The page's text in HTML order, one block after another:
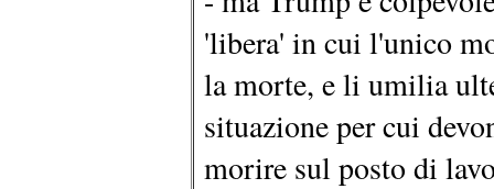
'libera' in cui l'unico
la morte, e li umilia
situazione per cui
morire sul posto di